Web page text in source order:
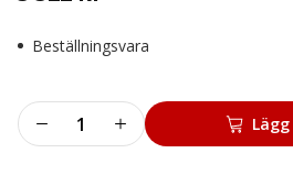
Beställningsvara
Side
rollers